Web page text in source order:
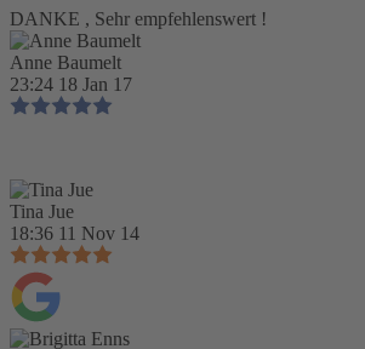
DANKE , Sehr empfehlenswert !
Anne Baumelt
23:24 18 Jan 17
Tina Jue
18:36 11 Nov 14